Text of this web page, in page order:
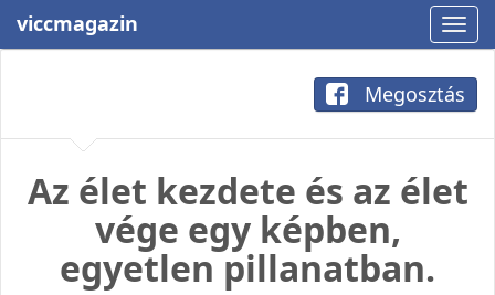
viccmagazin
Megosztás
Az élet kezdete és az élet
vége egy képben,
egyetlen pillanatban.